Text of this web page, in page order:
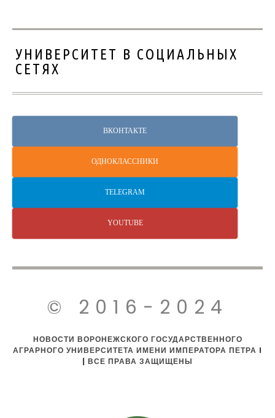
УНИВЕРСИТЕТ В СОЦИАЛЬНЫХ
СЕТЯХ
ВКОНТАКТЕ
ОДНОКЛАССНИКИ
TELEGRAM
YOUTUBE
© 2016-2024
НОВОСТИ ВОРОНЕЖСКОГО ГОСУДАРСТВЕННОГО
АГРАРНОГО УНИВЕРСИТЕТА ИМЕНИ ИМПЕРАТОРА ПЕТРА I
| ВСЕ ПРАВА ЗАЩИЩЕНЫ